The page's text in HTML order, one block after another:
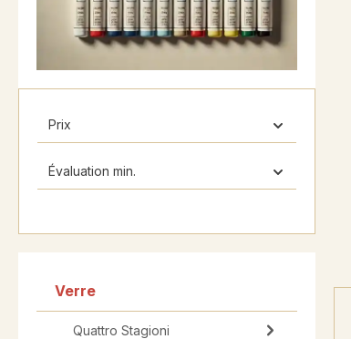
Prix
Évaluation min.
Verre
Quattro Stagioni